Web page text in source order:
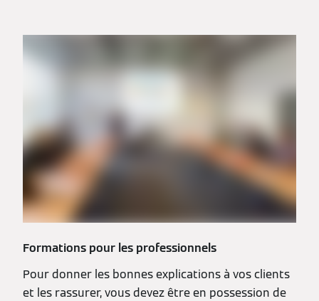
Formations pour les professionnels
Pour donner les bonnes explications à vos clients
et les rassurer, vous devez être en possession de